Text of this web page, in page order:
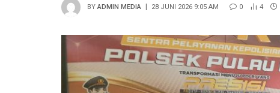
BY ADMIN MEDIA 28 JUNI 2026 9:05 AM 0 4